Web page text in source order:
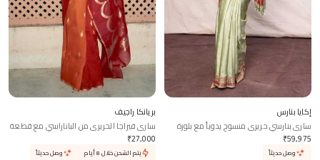
إكايا بنارس
ساري بنارسي حريري منسوج يدوياً مع بلوزة
متصلة ₹59,975
وصل حديثاً
بريانكا راجيف
ساري فيراجا الحريري من الباناراسي مع قطعة
قماش غير مخيطة للبلوزة
₹27,000
يتم الشحن خلال 8 أيام وصل حديثاً